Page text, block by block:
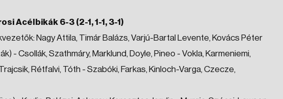
Acélbikák 6-3 (2-1, 1-1, 3-1)
Nagy Attila, Timár Balázs, Varjú-Bartal Levente, Kovács Péter
- Csollák, Szathmáry, Marklund, Doyle, Pineo - Vokla, Karmeniemi,
Rétfalvi, Tóth - Szabóki, Farkas, Kinloch-Varga, Czecze,